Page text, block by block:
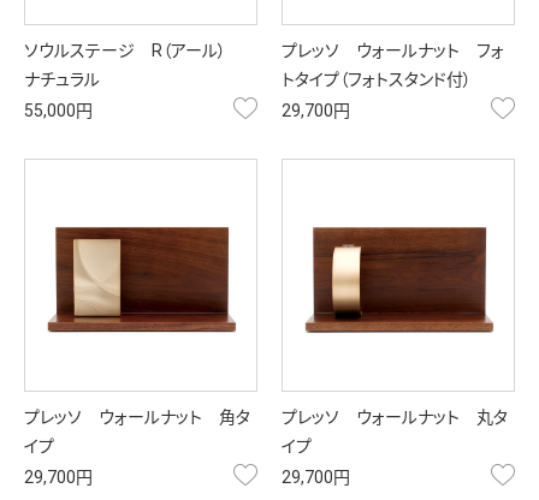
ソウルステージ R（アール）
ナチュラル
55,000円
お気に入り
プレッソ ウォールナット フォ
トタイプ（フォトスタンド付）
29,700円
プレッソ ウォールナット 角タ
イプ
29,700円
お気に入り
プレッソ ウォールナット 丸タ
イプ
29,700円